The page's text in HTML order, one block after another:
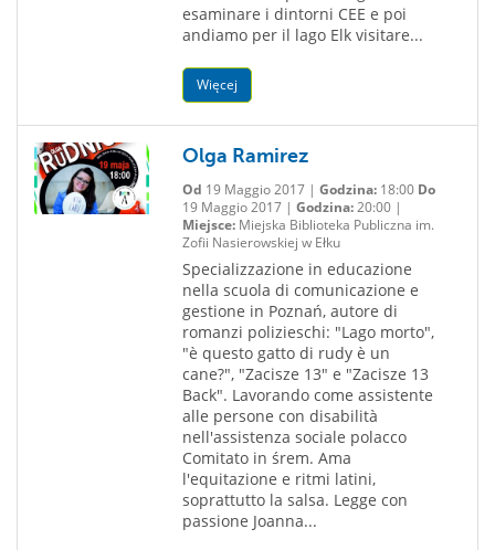
esaminare i dintorni CEE e poi
andiamo per il lago Elk visitare...
Więcej
Olga Ramirez
Od 19 Maggio 2017 | Godzina:18:00 Do
19 Maggio 2017 | Godzina:20:00 |
Miejsce:Miejska Biblioteka Publiczna im.
Zofii Nasierowskiej w Ełku
Specializzazione in educazione
nella scuola di comunicazione e
gestione in Poznań, autore di
romanzi polizieschi: "Lago morto",
"è questo gatto di rudy è un
cane?", "Zacisze 13" e "Zacisze 13
Back". Lavorando come assistente
alle persone con disabilità
nell'assistenza sociale polacco
Comitato in śrem. Ama
l'equitazione e ritmi latini,
soprattutto la salsa. Legge con
passione Joanna...